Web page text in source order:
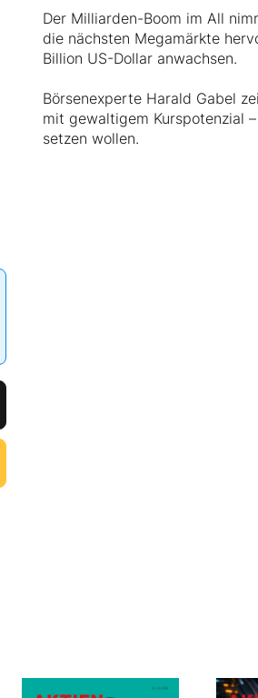
Der Milliarden-Boom im All
die nächsten Megamärkte
Billion US-Dollar anwachsen.
Börsenexperte Harald Gabel
mit gewaltigem Kurspotenzial
setzen wollen.